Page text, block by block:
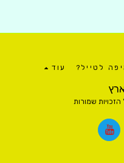
לטייל? עוד